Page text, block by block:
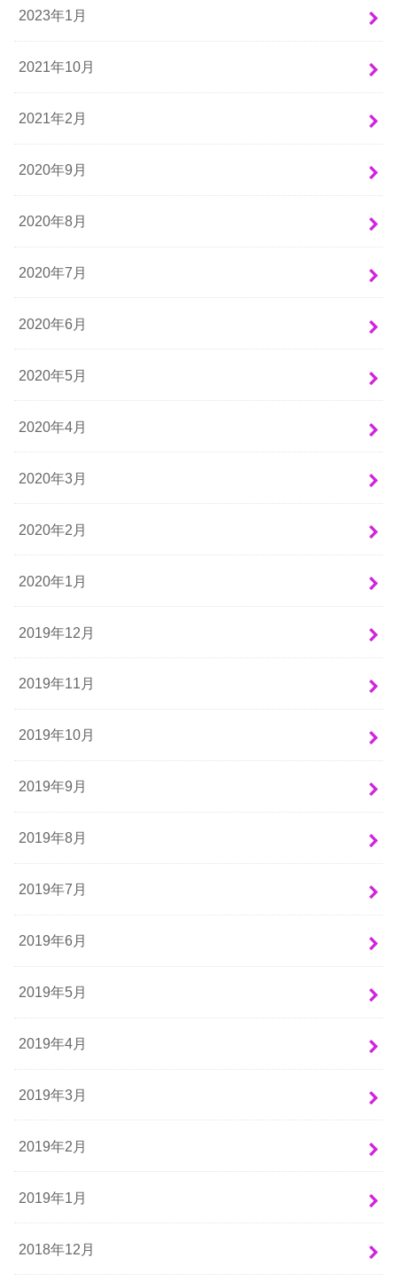
2023年1月
2021年10月
2021年2月
2020年9月
2020年8月
2020年7月
2020年6月
2020年5月
2020年4月
2020年3月
2020年2月
2020年1月
2019年12月
2019年11月
2019年10月
2019年9月
2019年8月
2019年7月
2019年6月
2019年5月
2019年4月
2019年3月
2019年2月
2019年1月
2018年12月